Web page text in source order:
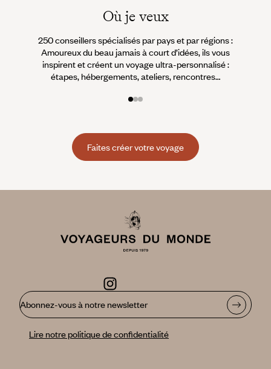
Où je veux
250 conseillers spécialisés par pays et par régions :
Amoureux du beau jamais à court d’idées, ils vous
inspirent et créent un voyage ultra-personnalisé :
étapes, hébergements, ateliers, rencontres…
Faites créer votre voyage
Abonnez-vous à notre newsletter
Lire notre politique de confidentialité